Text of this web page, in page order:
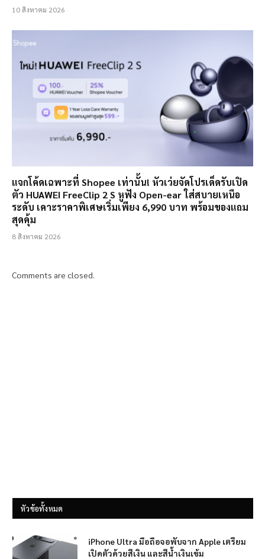
10 สิงหาคม 2026
แจกโค้ดเฉพาะที่ Shopee เท่านั้น! หัวเว่ยจัดโปรเด็ดรับเปิด
ตัว HUAWEI FreeClip 2 S หูฟัง Open-ear ใส่สบายเหนือ
ระดับ เคาะราคาพิเศษเริ่มเพียง 6,990 บาท พร้อมของแถม
สุดคุ้ม
8 สิงหาคม 2026
Comments are closed.
หัวข้อทั้งหมด
iPhone Ultra มือถือจอพับจาก Apple เตรียม
เปิดตัวด้วยสีเงิน และสีน้ำเงินเข้ม